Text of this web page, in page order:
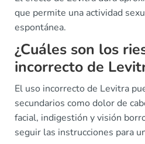
que permite una actividad
espontánea.
¿Cuáles son los
incorrecto de
El uso incorrecto de Levitra
secundarios como dolor de
facial, indigestión y visión
seguir las instrucciones para